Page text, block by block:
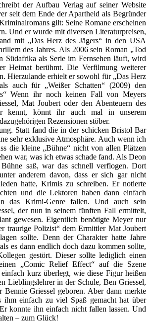
der Aufbau Verlag auf seiner Website
seit dem Ende der Apartheid als Begründer
gilt: Seine Romane erscheinen
Und er wurde mit diversen Literaturpreisen,
mit „Das Herz des Jägers“ in den USA
des Jahres. Als 2006 sein Roman „Tod
Südafrika als Serie im Fernsehen läuft, wird
Heimat berühmt. Die Verfilmung weiterer
Hierzulande erhielt er sowohl für „Das Herz
auch für „Weißer Schatten“ (2009) den
Wenn ihr noch keinen Fall von Meyers
Mat Joubert oder den Abenteuern des
kennt, könnt ihr auch mal in unserem
Rezensionen stöber.
Statt fand die in der schicken Bristol Bar
sehr exklusive Atmosphäre. Auch wenn ich
die kleine „Bühne“ nicht von allen Plätzen
war, was ich etwas schade fand. Als Deon
saß, war das schnell verflogen. Dort
anderem davon, dass er sich gar nicht
hatte, Krimis zu schreiben. Er notierte
und die Lektoren haben dann einfach
das Krimi-Genre fallen. Und auch sein
der nun in seinem fünften Fall ermittelt,
gewesen. Eigentlich benötigte Meyer nur
traurige Polizist“ dem Ermittler Mat Joubert
sollte. Denn der Charakter hatte Jahre
es dann endlich doch dazu kommen sollte,
gestört. Dieser sollte lediglich einen
„Comic Relief Effect“ auf die Szene
kurz überlegt, wie diese Figur heißen
Lieblingslehrer in der Schule, Ben Griessel,
Bennie Griessel geboren. Aber dann merkte
ihm einfach zu viel Spaß gemacht hat über
konnte ihn einfach nicht fallen lassen. Und
– zum Glück!